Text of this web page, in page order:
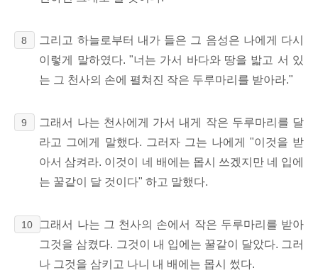
8
그리고 하늘로부터 내가 들은 그 음성은 나에게 다시
이렇게 말하였다. "너는 가서 바다와 땅을 밟고 서 있
는 그 천사의 손에 펼쳐진 작은 두루마리를 받아라."
9
그래서 나는 천사에게 가서 내게 작은 두루마리를 달
라고 그에게 말했다. 그러자 그는 나에게 "이것을 받
아서 삼켜라. 이것이 네 배에는 몹시 쓰겠지만 네 입에
는 꿀같이 달 것이다" 하고 말했다.
10
그래서 나는 그 천사의 손에서 작은 두루마리를 받아
그것을 삼켰다. 그것이 내 입에는 꿀같이 달았다. 그러
나 그것을 삼키고 나니 내 배에는 몹시 썼다.